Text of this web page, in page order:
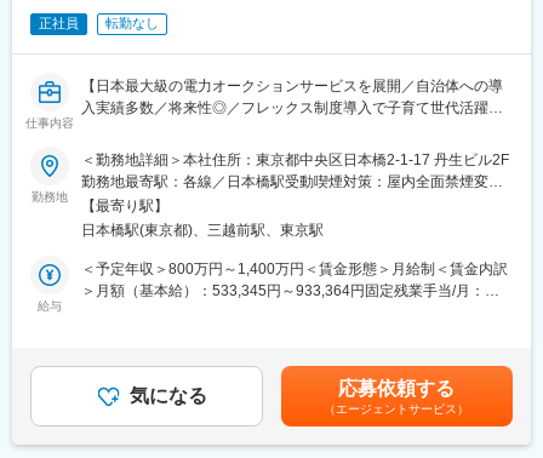
◇経理、財務、請求、労務総務、情シス・セキュリティ領域にお
ける実務対応
◇各種課題の整理および改善推進
◇管理部門におけるプロジェクト推進
◇経営陣との連携およびレポーティング
ーとして実務も担当いただくことを想定しています。
■ミッション：
経理・財務・請求・労務総務・情シス・セキュリティ領域を統括
BPO中心の運営体制から内製化を推進しながら、業務品質の向
2026年2月には東証プライム上場企業であるスズケングループへ
参画し、今後さらなる事業成長と組織拡大を見据えています。事
業成長を支えるためには、優れたプロダクトや営業組織だけでな
く、強固な管理部門の存在が欠かせません。
正社員 転勤なし
仕事内容
【日本最大級の電力オークションサービスを展開／自治体への導
入実績多数／将来性◎／フレックス制度導入で子育て世代活躍
■概要：
◇脱炭素が求められる流れの中で、自治体から採用されることで
公平公正のブランディングのもと、プロダクト・サービスのPMF
完了に伴い事業がスケールしております。事業は急速にスケール
し、現在はT2D3に沿った成長戦略の中でIPO準備フェーズに突入
しています。このスケーラビリティの高いフェーズにおいて、経
こと。経営層と密に連携しながら、事業・組織を戦略的かつ実務
レベルで推進し、スケールの確度を高めるミッションを担ってい
勤務地
＜勤務地詳細＞本社住所：東京都中央区日本橋2-1-17 丹生ビル2F
勤務地最寄駅：各線／日本橋駅受動喫煙対策：屋内全面禁煙変更
の範囲：会社の定める事業所（リモートワーク含む）
【最寄り駅】
日本橋駅(東京都)、三越前駅、東京駅
給与
＜予定年収＞800万円～1,400万円＜賃金形態＞月給制＜賃金内訳
＞月額（基本給）：533,345円～933,364円固定残業手当/月：
現在年収を考慮しつつ、当社グレード制度を加味して決定しま
す。■SO付与あり賃金はあくまでも目安の金額であり、選考を通
じて上下する可能性があります。月給(月額)は固定手当を含めた表
記です。
気になる 応募依頼する
（エージェントサービス）